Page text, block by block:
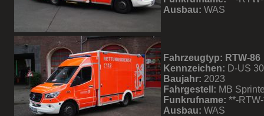
Ausbau: WAS
Fahrzeugtyp: RTW-86
Kennzeichen: D-US
Baujahr: 2023
Fahrgestell: MB
Funkrufname: **-
Ausbau: WAS